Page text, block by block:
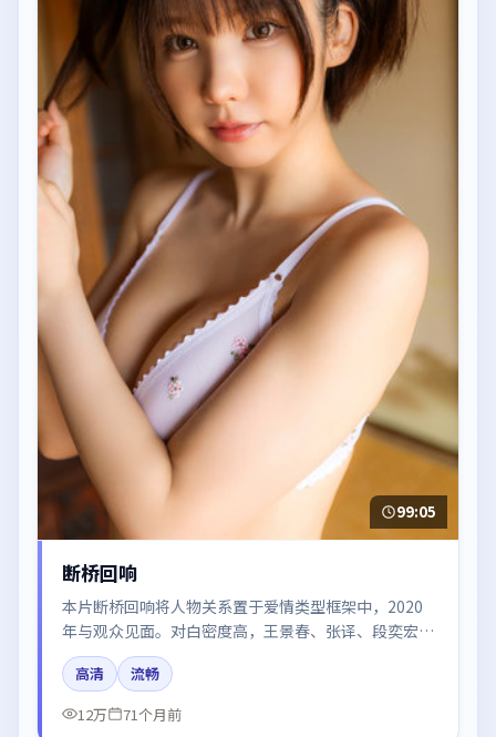
99:05
断桥回响
本片断桥回响将人物关系置于爱情类型框架中，2020
年与观众见面。对白密度高，王景春、张译、段奕宏、
廖凡的台词节奏值得关注；整体气质偏日本都市与冷色
调摄影。
高清
流畅
12万
71个月前